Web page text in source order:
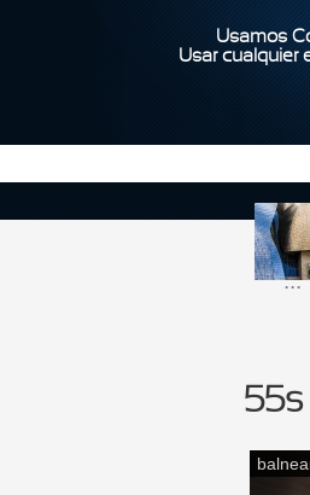
Usamos
Usar cualquier
...
55s